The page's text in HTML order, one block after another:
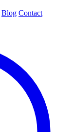
Blog Contact